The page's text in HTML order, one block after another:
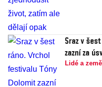
Sraz v
zazní za
Lidé a země